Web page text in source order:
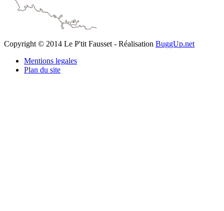
Copyright © 2014 Le P'tit Fausset - Réalisation BuggUp.net
Mentions legales
Plan du site